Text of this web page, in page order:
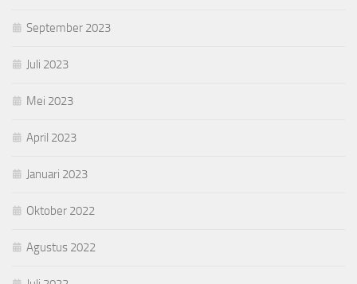
September 2023
Juli 2023
Mei 2023
April 2023
Januari 2023
Oktober 2022
Agustus 2022